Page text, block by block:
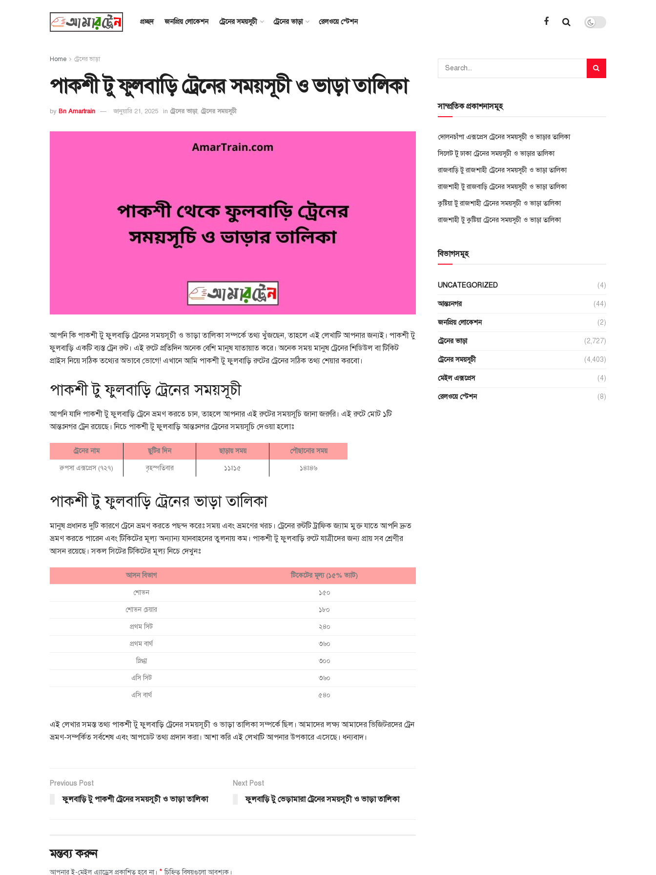
প্রচ্ছদ জনপ্রিয় লোকেশন ট্রেনের সময়সূচী ট্রেনের ভাড়া রেলওয়ে স্টেশন
Home ট্রেনের ভাড়া
পাকশী টু ফুলবাড়ি ট্রেনের সময়সূচী ও ভাড়া তালিকা
by Bn Amartrain জানুয়ারি 21, 2025 in ট্রেনের ভাড়া, ট্রেনের সময়সূচী
আপনি কি পাকশী টু ফুলবাড়ি ট্রেনের সময়সূচী ও ভাড়া তালিকা সম্পর্কে তথ্য খুঁজছেন, তাহলে এই লেখাটি আপনার জন্যই। পাকশী টু
ফুলবাড়ি একটি ব্যস্ত ট্রেন রুট। এই রুটে প্রতিদিন অনেক বেশি মানুষ যাতায়াত করে। অনেক সময় মানুষ ট্রেনের শিডিউল বা টিকিট
প্রাইস নিয়ে সঠিক তথ্যের অভাবে ভোগে! এখানে আমি পাকশী টু ফুলবাড়ি রুটের ট্রেনের সঠিক তথ্য শেয়ার করবো।
পাকশী টু ফুলবাড়ি ট্রেনের সময়সূচী
আপনি যাদি পাকশী টু ফুলবাড়ি ট্রেনে ভ্রমণ করতে চান, তাহলে আপনার এই রুটের সময়সূচি জানা জরুরি। এই রুটে মোট ১টি
আন্তঃনগর ট্রেন রয়েছে। নিচে পাকশী টু ফুলবাড়ি আন্তঃনগর ট্রেনের সময়সূচি দেওয়া হলোঃ
ট্রেনের নাম ছুটির দিন ছাড়ায় সময় পৌছানোর সময়
রুপসা এক্সপ্রেস (৭২৭) বৃহস্পতিবার ১১ঃ১৫ ১৪ঃ৪৬
পাকশী টু ফুলবাড়ি ট্রেনের ভাড়া তালিকা
মানুষ প্রধানত দুটি কারণে ট্রেনে ভ্রমণ করতে পছন্দ করেঃ সময় এবং ভ্রমণের খরচ। ট্রেনের রুটটি ট্রাফিক জ্যাম মুক্ত যাতে আপনি দ্রুত
ভ্রমণ করতে পারেন এবং টিকিটের মূল্য অন্যান্য যানবাহনের তুলনায় কম। পাকশী টু ফুলবাড়ি রুটে যাত্রীদের জন্য প্রায় সব শ্রেণীর
আসন রয়েছে। সকল সিটের টিকিটের মূল্য নিচে দেখুনঃ
আসন বিভাগ টিকেটের মূল্য (১৫% ভ্যাট)
শোভন ১৫০
শোভন চেয়ার ১৮০
প্রথম সিট ২৪০
প্রথম বার্থ ৩৬০
স্নিগ্ধা ৩০০
এসি সিট ৩৬০
এসি বার্থ ৫৪০
এই লেখার সমস্ত তথ্য পাকশী টু ফুলবাড়ি ট্রেনের সময়সূচী ও ভাড়া তালিকা সম্পর্কে ছিল। আমাদের লক্ষ্য আমাদের ভিজিটরদের ট্রেন
ভ্রমণ-সম্পর্কিত সর্বশেষ এবং আপডেট তথ্য প্রদান করা। আশা করি এই লেখাটি আপনার উপকারে এসেছে। ধন্যবাদ।
Previous Post
ফুলবাড়ি টু পাকশী ট্রেনের সময়সূচী ও ভাড়া তালিকা
Next Post
ফুলবাড়ি টু ভেড়ামারা ট্রেনের সময়সূচী ও ভাড়া তালিকা
মন্তব্য করুন
আপনার ই-মেইল এ্যাড্রেস প্রকাশিত হবে না। * চিহ্নিত বিষয়গুলো আবশ্যক।
সাম্প্রতিক প্রকাশনাসমূহ
দোলনচাঁপা এক্সপ্রেস ট্রেনের সময়সূচী ও ভাড়ার তালিকা
সিলেট টু ঢাকা ট্রেনের সময়সূচী ও ভাড়ার তালিকা
রাজবাড়ি টু রাজশাহী ট্রেনের সময়সূচী ও ভাড়া তালিকা
রাজশাহী টু রাজবাড়ি ট্রেনের সময়সূচী ও ভাড়া তালিকা
কুষ্টিয়া টু রাজশাহী ট্রেনের সময়সূচী ও ভাড়া তালিকা
রাজশাহী টু কুষ্টিয়া ট্রেনের সময়সূচী ও ভাড়া তালিকা
বিভাগসমূহ
UNCATEGORIZED (4)
আন্তঃনগর (44)
জনপ্রিয় লোকেশন (2)
ট্রেনের ভাড়া (2,727)
ট্রেনের সময়সূচী (4,403)
মেইল এক্সপ্রেস (4)
রেলওয়ে স্টেশন (8)